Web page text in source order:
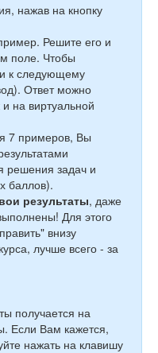
нажав на кнопку
Решите его и
поле. Чтобы
к следующему
Ответ можно
на виртуальной
7 примеров, Вы
решения задач и
баллов).
результаты, даже
Для этого
внизу
лучше всего - за
получается на
Если Вам кажется,
нажать на клавишу